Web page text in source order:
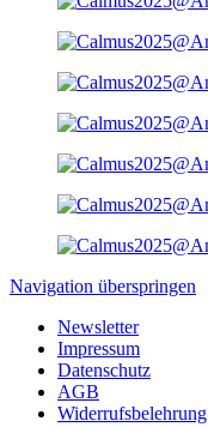
Navigation überspringen
Newsletter
Impressum
Datenschutz
AGB
Widerrufsbelehrung